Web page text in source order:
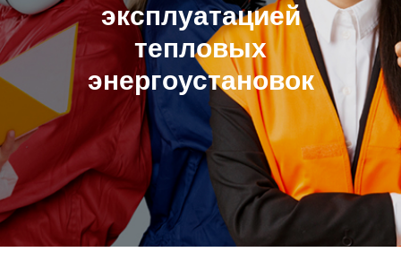
эксплуатацией
тепловых
энергоустановок